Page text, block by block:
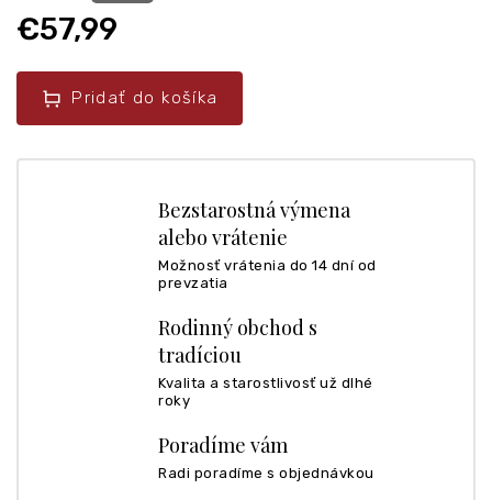
€57,99
Pridať do košíka
Bezstarostná výmena
alebo vrátenie
Možnosť vrátenia do 14 dní od
prevzatia
Rodinný obchod s
tradíciou
Kvalita a starostlivosť už dlhé
roky
Poradíme vám
Radi poradíme s objednávkou